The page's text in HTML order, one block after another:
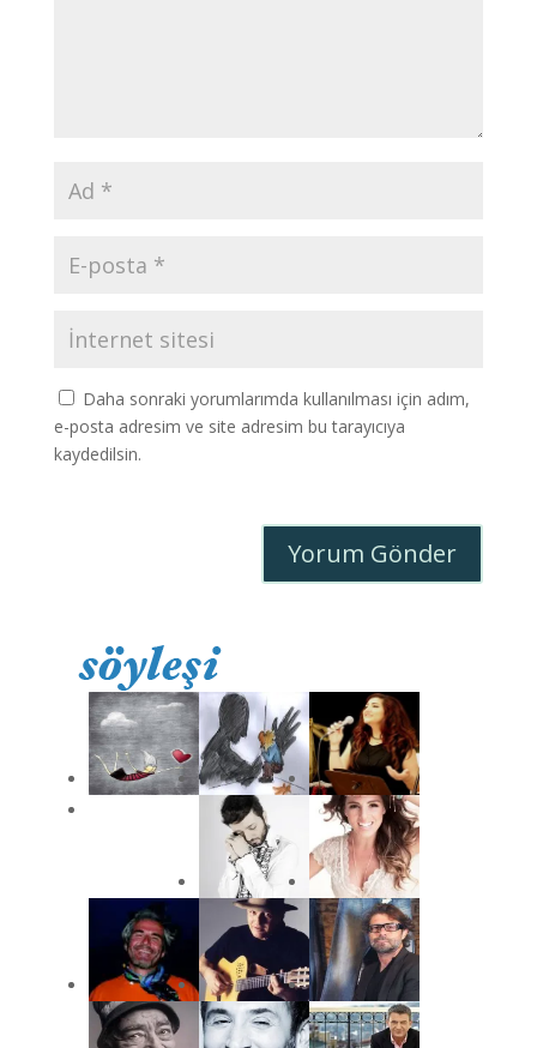
Daha sonraki yorumlarımda kullanılması için adım,
e-posta adresim ve site adresim bu tarayıcıya
kaydedilsin.